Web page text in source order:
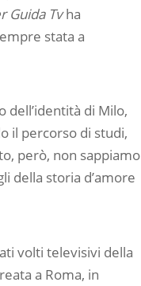
Guida Tvha
stata a
dell’identità di Milo,
il percorso di studi,
però, non sappiamo
della storia d’amore
volti televisivi della
a Roma, in